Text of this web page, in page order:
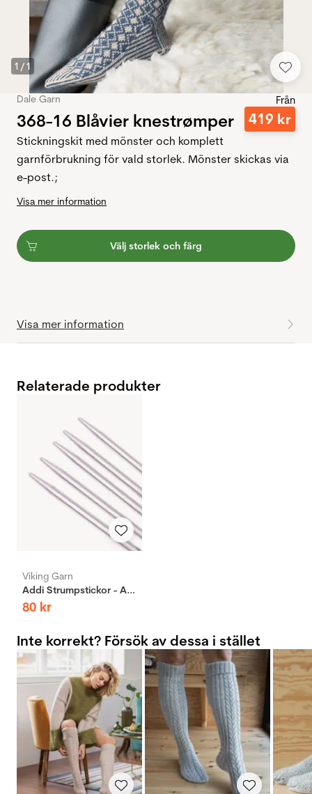
1 /1
Dale Garn
368-16 Blåvier knestrømper
Från
419 kr
Stickningskit med mönster och komplett
garnförbrukning för vald storlek. Mönster skickas via
e-post.;
Visa mer information
Välj storlek och färg
Visa mer information
Relaterade produkter
Viking Garn
Addi Strumpstickor - Aluminium
80 kr
Inte korrekt? Försök av dessa i stället